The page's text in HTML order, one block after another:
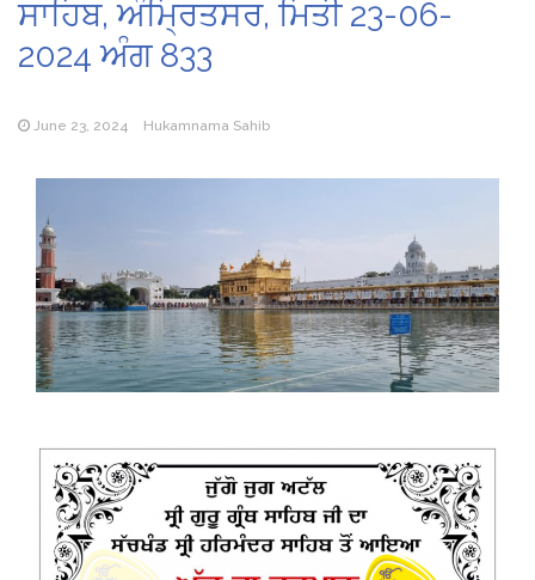
ਸਾਹਿਬ, ਅੰਮ੍ਰਿਤਸਰ, ਮਿਤੀ 23-06-
2024 ਅੰਗ 833
June 23, 2024 Hukamnama Sahib